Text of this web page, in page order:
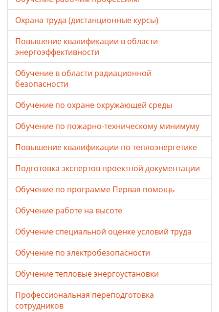
Охрана труда (дистанционные курсы)
Повышение квалификации в области
энергоэффективности
Обучение в области радиационной
безопасности
Обучение по охране окружающей среды
Обучение по пожарно-техническому минимуму
Повышение квалификации по теплоэнергетике
Подготовка экспертов проектной документации
Обучение по программе Первая помощь
Обучение работе на высоте
Обучение специальной оценке условий труда
Обучение по электробезопасности
Обучение тепловые энергоустановки
Профессиональная переподготовка
сотрудников